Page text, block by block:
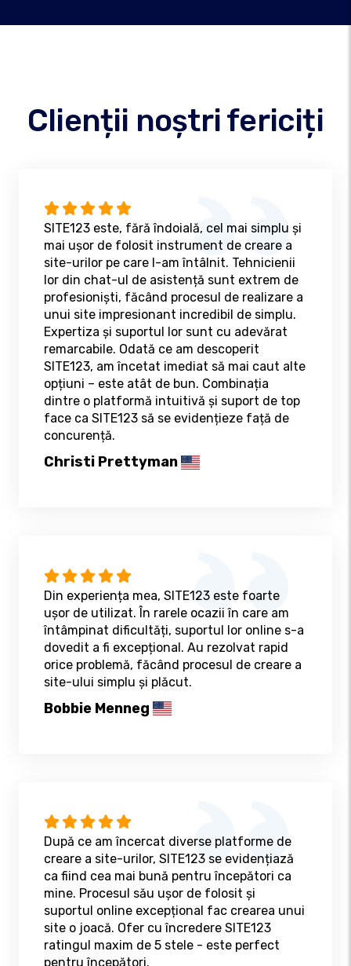
Clienții noștri fericiți
SITE123 este, fără îndoială, cel mai simplu și
mai ușor de folosit instrument de creare a
site-urilor pe care l-am întâlnit. Tehnicienii
lor din chat-ul de asistență sunt extrem de
profesioniști, făcând procesul de realizare a
unui site impresionant incredibil de simplu.
Expertiza și suportul lor sunt cu adevărat
remarcabile. Odată ce am descoperit
SITE123, am încetat imediat să mai caut alte
opțiuni – este atât de bun. Combinația
dintre o platformă intuitivă și suport de top
face ca SITE123 să se evidențieze față de
concurență.
Christi Prettyman
Din experiența mea, SITE123 este foarte
ușor de utilizat. În rarele ocazii în care am
întâmpinat dificultăți, suportul lor online s-a
dovedit a fi excepțional. Au rezolvat rapid
orice problemă, făcând procesul de creare a
site-ului simplu și plăcut.
Bobbie Menneg
După ce am încercat diverse platforme de
creare a site-urilor, SITE123 se evidențiază
ca fiind cea mai bună pentru începători ca
mine. Procesul său ușor de folosit și
suportul online excepțional fac crearea unui
site o joacă. Ofer cu încredere SITE123
ratingul maxim de 5 stele - este perfect
pentru începători.